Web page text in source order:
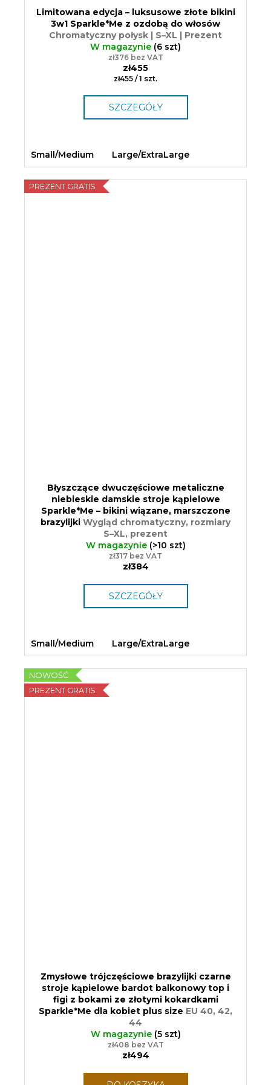
Limitowana edycja – luksusowe złote bikini
3w1 Sparkle*Me z ozdobą do włosów
Chromatyczny połysk | S–XL | Prezent
W magazynie (6 szt)
zł376 bez VAT
zł455
Cena
zł455 / 1 szt.
SZCZEGÓŁY
Small/Medium Large/ExtraLarge
PREZENT GRATIS
Błyszczące dwuczęściowe metaliczne
niebieskie damskie stroje kąpielowe
Sparkle*Me – bikini wiązane, marszczone
brazylijki Wygląd chromatyczny, rozmiary
S–XL, prezent
W magazynie (>10 szt)
zł317 bez VAT
zł384
SZCZEGÓŁY
Small/Medium Large/ExtraLarge
NOWOŚĆ
PREZENT GRATIS
Zmysłowe trójczęściowe brazylijki czarne
stroje kąpielowe bardot balkonowy top i
figi z bokami ze złotymi kokardkami
Sparkle*Me dla kobiet plus size EU 40, 42,
44
W magazynie (5 szt)
zł408 bez VAT
zł494